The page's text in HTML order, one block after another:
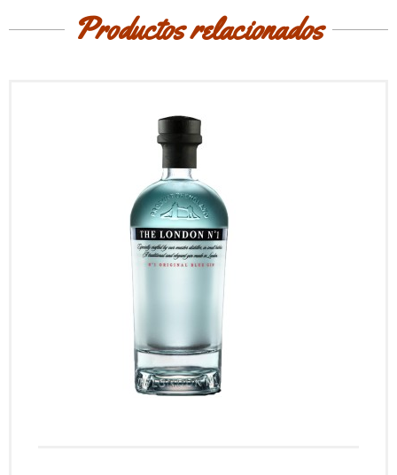
Productos relacionados